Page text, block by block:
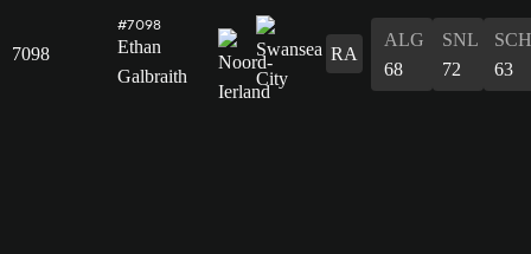
7098
#7098
Ethan
Galbraith
RA
ALG
68
SNL
72
SCH
63